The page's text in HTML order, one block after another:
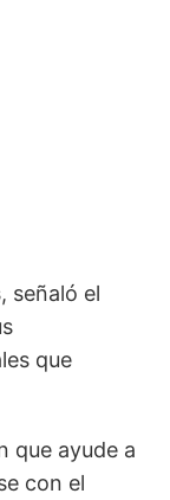
, señaló el
que
que ayude a
con el